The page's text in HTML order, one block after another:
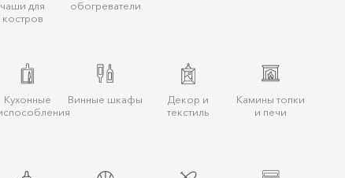
чаши для
костров
обогреватели
Кухонные
Винные шкафы
Декор и
текстиль
Камины топки
и печи